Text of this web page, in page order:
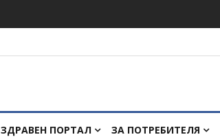
ЗДРАВЕН ПОРТАЛ ЗА ПОТРЕБИТЕЛЯ